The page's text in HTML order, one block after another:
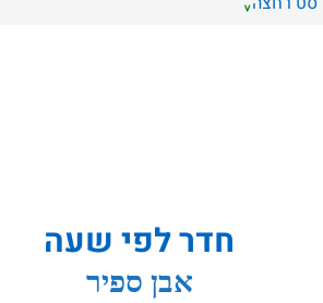
חדר לפי שעה
אבן ספיר